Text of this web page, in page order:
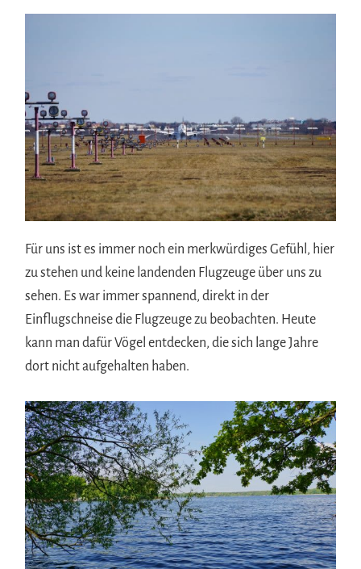
Für uns ist es immer noch ein merkwürdiges Gefühl, hier
zu stehen und keine landenden Flugzeuge über uns zu
sehen. Es war immer spannend, direkt in der
Einflugschneise die Flugzeuge zu beobachten. Heute
kann man dafür Vögel entdecken, die sich lange Jahre
dort nicht aufgehalten haben.